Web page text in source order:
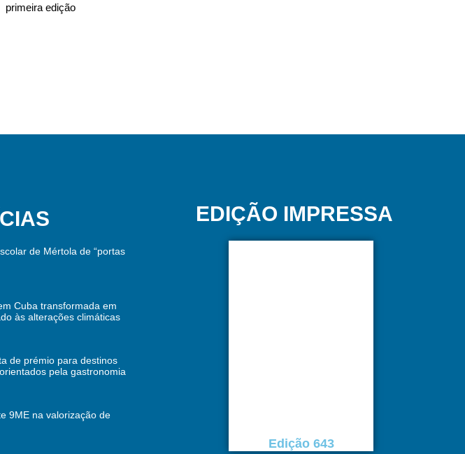
primeira edição
de Mértola de “portas
Cuba transformada em
às alterações climáticas
de prémio para destinos
pela gastronomia
9ME na valorização de
EDIÇÃO IMPRESSA
Edição 643